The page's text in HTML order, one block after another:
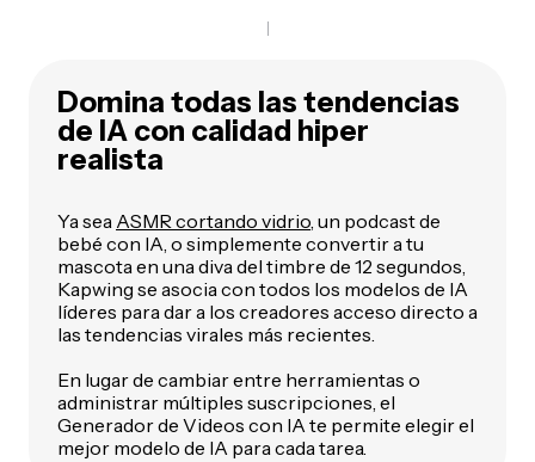
Domina todas las tendencias
de IA con calidad hiper
realista
Ya sea ASMR cortando vidrio, un podcast de
bebé con IA, o simplemente convertir a tu
mascota en una diva del timbre de 12 segundos,
Kapwing se asocia con todos los modelos de IA
líderes para dar a los creadores acceso directo a
las tendencias virales más recientes.
En lugar de cambiar entre herramientas o
administrar múltiples suscripciones, el
Generador de Videos con IA te permite elegir el
mejor modelo de IA para cada tarea.